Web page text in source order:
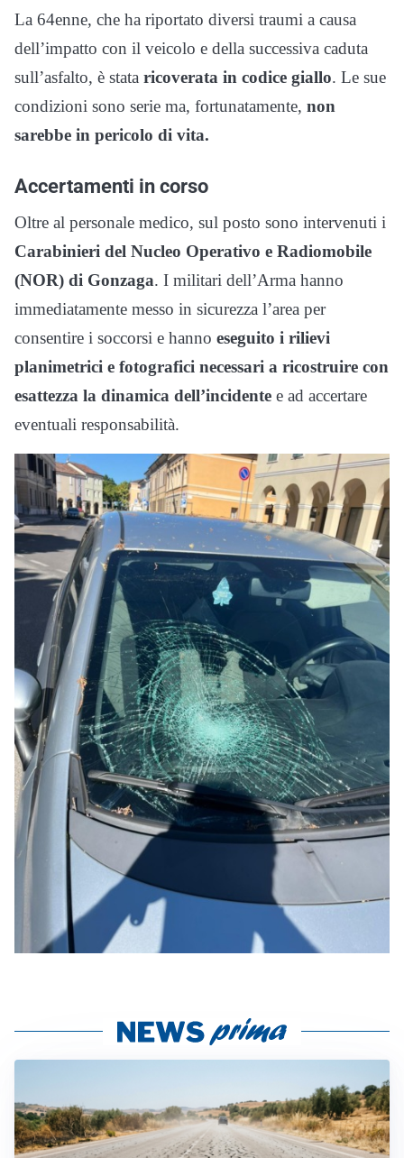
La 64enne, che ha riportato diversi traumi a causa
dell’impatto con il veicolo e della successiva caduta
sull’asfalto, è stata ricoverata in codice giallo. Le sue
condizioni sono serie ma, fortunatamente, non
sarebbe in pericolo di vita.
Accertamenti in corso
Oltre al personale medico, sul posto sono intervenuti i
Carabinieri del Nucleo Operativo e Radiomobile
(NOR) di Gonzaga. I militari dell’Arma hanno
immediatamente messo in sicurezza l’area per
consentire i soccorsi e hanno eseguito i rilievi
planimetrici e fotografici necessari a ricostruire con
esattezza la dinamica dell’incidente e ad accertare
eventuali responsabilità.